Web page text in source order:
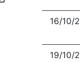
16/10/
19/10/